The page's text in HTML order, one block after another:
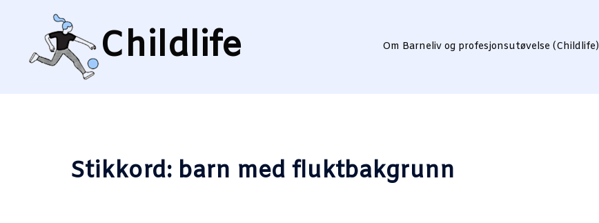
Childlife Om Barneliv og profesjonsutøvelse (Childlife)
Stikkord: barn med fluktbakgrunn